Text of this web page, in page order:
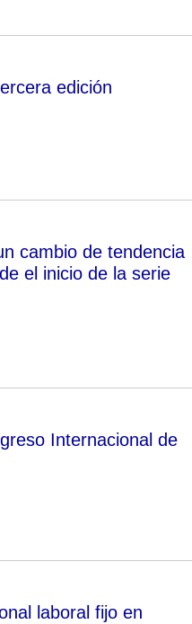
edición
cambio de tendencia
el inicio de la serie
Internacional de
laboral fijo en